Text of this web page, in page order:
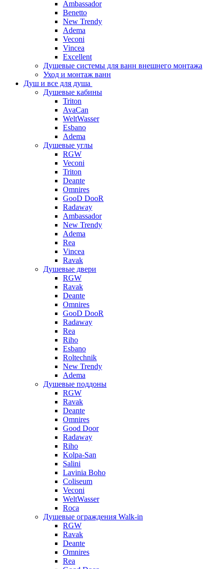
Ambassador
Benetto
New Trendy
Adema
Veconi
Vincea
Excellent
Душевые системы для ванн внешнего монтажа
Уход и монтаж ванн
Душ и все для душа
Душевые кабины
Triton
AvaCan
WeltWasser
Esbano
Adema
Душевые углы
RGW
Veconi
Triton
Deante
Omnires
GooD DooR
Radaway
Ambassador
New Trendy
Adema
Rea
Vincea
Ravak
Душевые двери
RGW
Ravak
Deante
Omnires
GooD DooR
Radaway
Rea
Riho
Esbano
Roltechnik
New Trendy
Adema
Душевые поддоны
RGW
Ravak
Deante
Omnires
Good Door
Radaway
Riho
Kolpa-San
Salini
Lavinia Boho
Coliseum
Veconi
WeltWasser
Roca
Душевые ограждения Walk-in
RGW
Ravak
Deante
Omnires
Rea